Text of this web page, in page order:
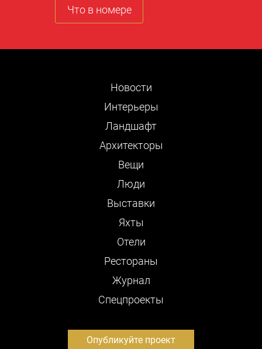
Что в номере
Новости
Интерьеры
Ландшафт
Архитекторы
Вещи
Люди
Выставки
Яхты
Отели
Рестораны
Журнал
Cпецпроекты
Опубликуйте проект